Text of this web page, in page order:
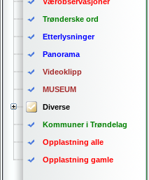
Trønderske ord
Etterlysninger
Panorama
Videoklipp
MUSEUM
Diverse
Kommuner i Trøndelag
Opplastning alle
Opplastning gamle